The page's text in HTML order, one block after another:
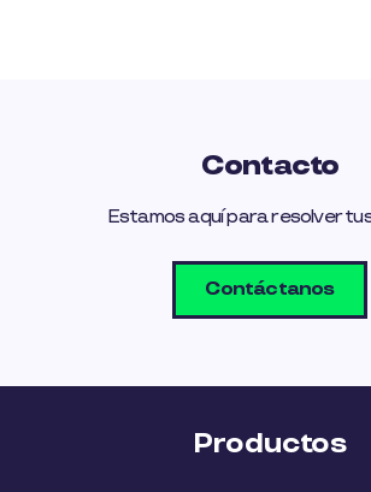
Contacto
Estamos aquí para resolver
Contáctanos
Productos